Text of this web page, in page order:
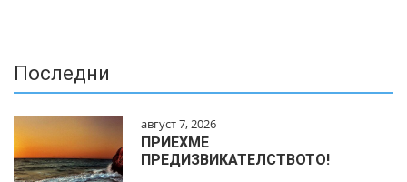
Последни
август 7, 2026
ПРИЕХМЕ
ПРЕДИЗВИКАТЕЛСТВОТО!